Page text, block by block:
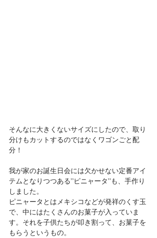
そんなに大きくないサイズにしたので、取り
分けもカットするのではなくワゴンごと配
分！
我が家のお誕生日会には欠かせない定番アイ
テムとなりつつある”ピニャータ”も、手作り
しました。
ピニャータとはメキシコなどが発祥のくす玉
で、中にはたくさんのお菓子が入っていま
す。それを子供たちが叩き割って、お菓子を
もらうというもの。